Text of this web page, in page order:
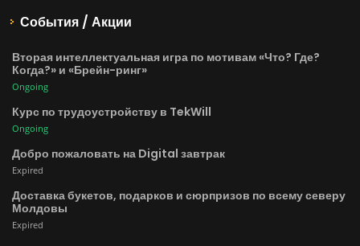
События / Акции
Вторая интеллектуальная игра по мотивам «Что? Где?
Когда?» и «Брейн-ринг»
Ongoing
Курс по трудоустройству в TekWill
Ongoing
Добро пожаловать на Digital завтрак
Expired
Доставка букетов, подарков и сюрпризов по всему северу
Молдовы
Expired